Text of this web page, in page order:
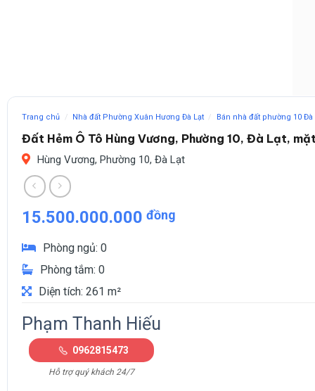
Trang chủ / Nhà đất Phường Xuân Hương Đà Lạt / Bán nhà đất phường 10 Đà
Đất Hẻm Ô Tô Hùng Vương, Phường 10, Đà Lạt,
Hùng Vương, Phường 10, Đà Lạt
15.500.000.000 đồng
Phòng ngủ: 0
Phòng tắm: 0
Diện tích: 261 m²
Phạm Thanh Hiếu
0962815473
Hỗ trợ quý khách 24/7